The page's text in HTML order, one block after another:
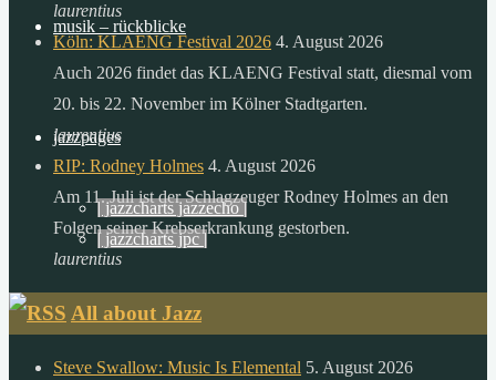
sonne,
menschheit
ganzen
zitat:
musik – rückblicke
jazzpages
| jazzcharts jazzecho |
| jazzcharts jpc |
laurentius
Köln: KLAENG Festival 2026 4. August 2026
Auch 2026 findet das KLAENG Festival statt, diesmal vom
20. bis 22. November im Kölner Stadtgarten.
laurentius
RIP: Rodney Holmes 4. August 2026
Am 11. Juli ist der Schlagzeuger Rodney Holmes an den
Folgen seiner Krebserkrankung gestorben.
laurentius
All about Jazz
Steve Swallow: Music Is Elemental 5. August 2026